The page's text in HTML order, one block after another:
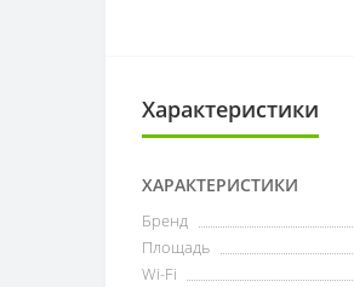
Характеристики
ХАРАКТЕРИСТИКИ
Бренд
Площадь
Wi-Fi